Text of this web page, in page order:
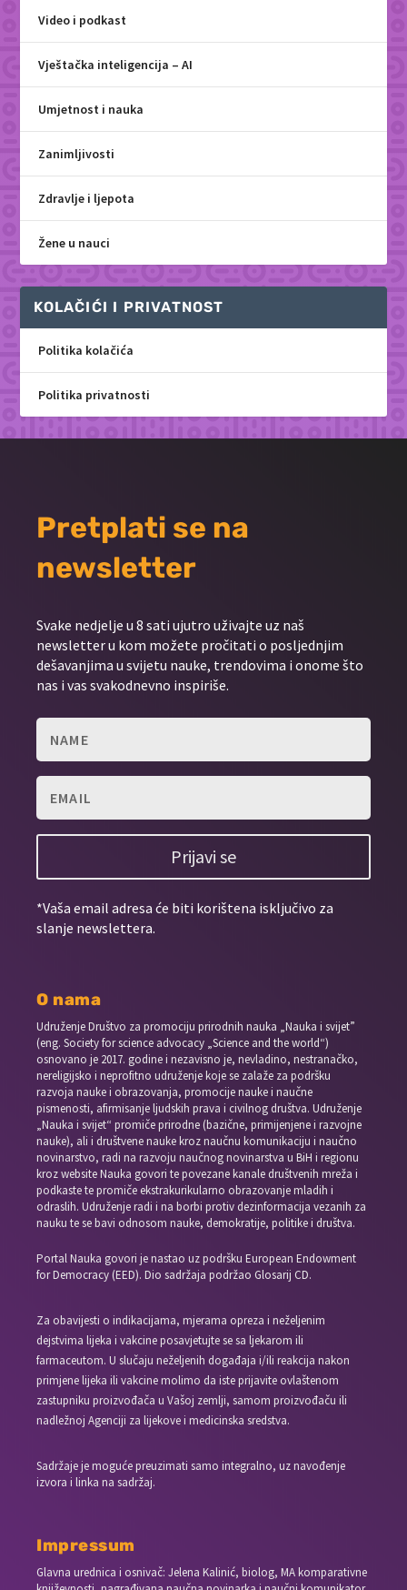
Video i podkast
Vještačka inteligencija – AI
Umjetnost i nauka
Zanimljivosti
Zdravlje i ljepota
Žene u nauci
KOLAČIĆI I PRIVATNOST
Politika kolačića
Politika privatnosti
Pretplati se na
newsletter
Svake nedjelje u 8 sati ujutro uživajte uz naš
newsletter u kom možete pročitati o posljednjim
dešavanjima u svijetu nauke, trendovima i onome što
nas i vas svakodnevno inspiriše.
Prijavi se
*Vaša email adresa će biti korištena isključivo za
slanje newslettera.
O nama
Udruženje Društvo za promociju prirodnih nauka „Nauka i svijet”
(eng. Society for science advocacy „Science and the world“)
osnovano je 2017. godine i nezavisno je, nevladino, nestranačko,
nereligijsko i neprofitno udruženje koje se zalaže za podršku
razvoja nauke i obrazovanja, promocije nauke i naučne
pismenosti, afirmisanje ljudskih prava i civilnog društva. Udruženje
„Nauka i svijet“ promiče prirodne (bazične, primijenjene i razvojne
nauke), ali i društvene nauke kroz naučnu komunikaciju i naučno
novinarstvo, radi na razvoju naučnog novinarstva u BiH i regionu
kroz website Nauka govori te povezane kanale društvenih mreža i
podkaste te promiče ekstrakurikularno obrazovanje mladih i
odraslih. Udruženje radi i na borbi protiv dezinformacija vezanih za
nauku te se bavi odnosom nauke, demokratije, politike i društva.
Portal Nauka govori je nastao uz podršku European Endowment
for Democracy (EED). Dio sadržaja podržao Glosarij CD.
Za obavijesti o indikacijama, mjerama opreza i neželjenim
dejstvima lijeka i vakcine posavjetujte se sa ljekarom ili
farmaceutom. U slučaju neželjenih događaja i/ili reakcija nakon
primjene lijeka ili vakcine molimo da iste prijavite ovlaštenom
zastupniku proizvođača u Vašoj zemlji, samom proizvođaču ili
nadležnoj Agenciji za lijekove i medicinska sredstva.
Sadržaje je moguće preuzimati samo integralno, uz navođenje
izvora i linka na sadržaj.
Impressum
Glavna urednica i osnivač: Jelena Kalinić, biolog, MA komparativne